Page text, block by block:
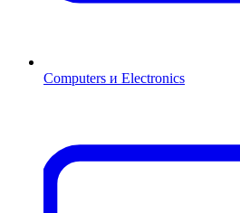
Computers и Electronics